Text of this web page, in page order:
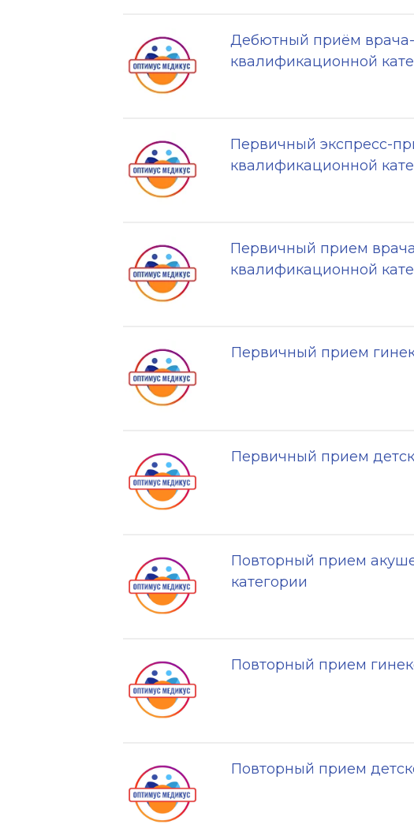
Дебютный приём
квалификационной
Первичный экспресс-
квалификационной
Первичный прием
квалификационной
Первичный прием
Первичный прием
Повторный прием
категории
Повторный прием
Повторный прием